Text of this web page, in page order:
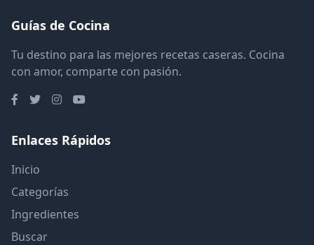
Guías de Cocina
Tu destino para las mejores recetas caseras. Cocina
con amor, comparte con pasión.
Enlaces Rápidos
Inicio
Categorías
Ingredientes
Buscar